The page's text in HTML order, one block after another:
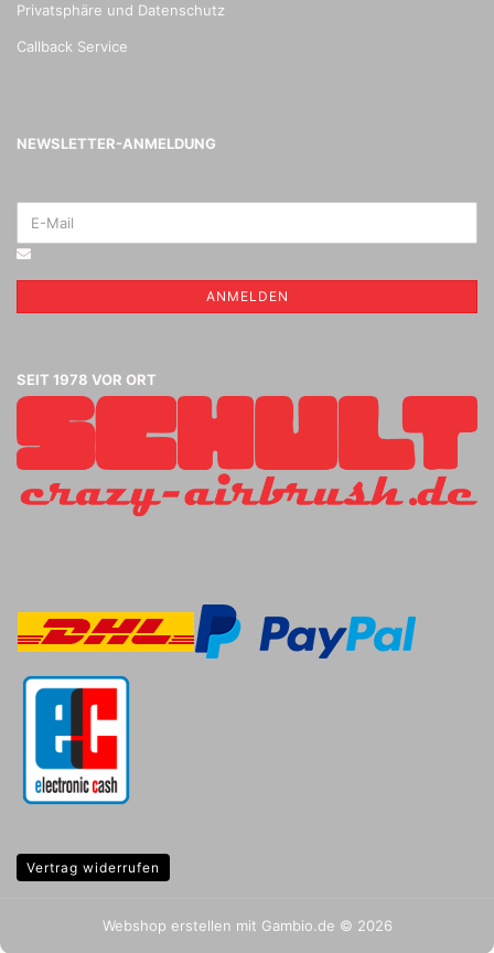
Privatsphäre und Datenschutz
Callback Service
NEWSLETTER-ANMELDUNG
ANMELDEN
SEIT 1978 VOR ORT
Vertrag widerrufen
Webshop erstellen mit Gambio.de © 2026